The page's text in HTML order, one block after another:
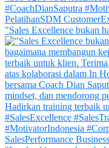
"Sales Excellence bukan